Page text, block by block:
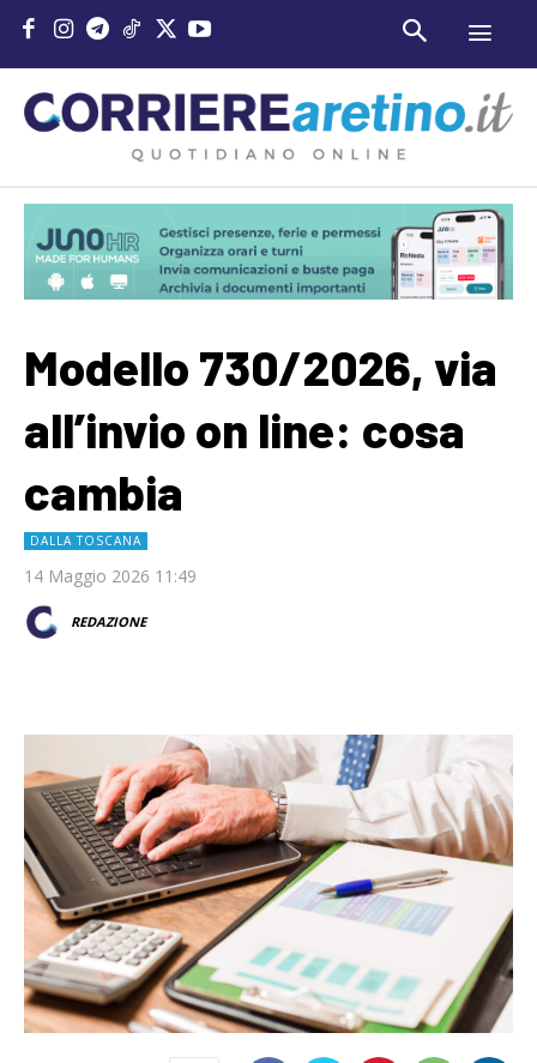
Modello 730/2026, via
all’invio on line: cosa
cambia
DALLA TOSCANA
14 Maggio 2026 11:49
REDAZIONE